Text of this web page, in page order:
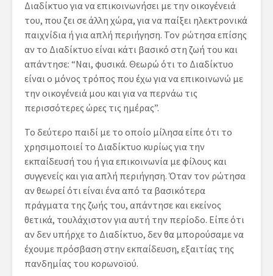
Διαδίκτυο για να επικοινωνήσει με την οικογένειά
του, που ζει σε άλλη χώρα, για να παίξει ηλεκτρονικά
παιχνίδια ή για απλή περιήγηση. Τον ρώτησα επίσης
αν το Διαδίκτυο είναι κάτι βασικό στη ζωή του και
απάντησε: “Ναι, φυσικά. Θεωρώ ότι το Διαδίκτυο
είναι ο μόνος τρόπος που έχω για να επικοινωνώ με
την οικογένειά μου και για να περνάω τις
περισσότερες ώρες τις ημέρας”.
Το δεύτερο παιδί με το οποίο μίλησα είπε ότι το
χρησιμοποιεί το Διαδίκτυο κυρίως για την
εκπαίδευσή του ή για επικοινωνία με φίλους και
συγγενείς και για απλή περιήγηση. Όταν τον ρώτησα
αν θεωρεί ότι είναι ένα από τα βασικότερα
πράγματα της ζωής του, απάντησε και εκείνος
θετικά, τουλάχιστον για αυτή την περίοδο. Είπε ότι
αν δεν υπήρχε το Διαδίκτυο, δεν θα μπορούσαμε να
έχουμε πρόσβαση στην εκπαίδευση, εξαιτίας της
πανδημίας του κορωνοϊού.